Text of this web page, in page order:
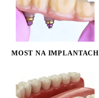
MOST NA IMPLANTACH